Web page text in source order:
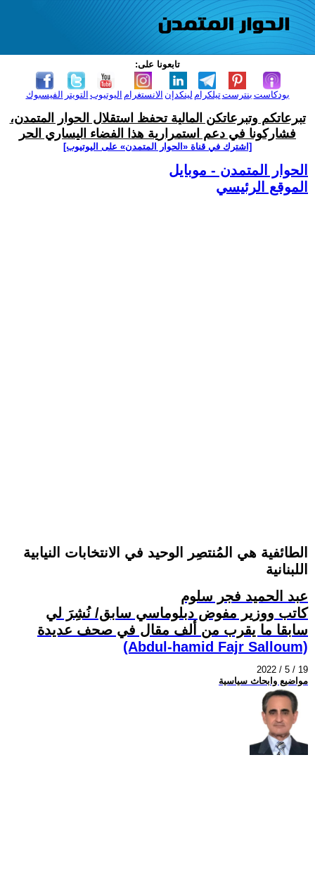
تابعونا على:
الفيسبوك التويتر اليوتيوب الانستغرام لينكدإن تيلكرامبنترست بودكاست
تبرعاتكم وتبرعاتكن المالية تحفظ استقلال الحوار المتمدن،
فشاركونا في دعم استمرارية هذا الفضاء اليساري الحر
[اشترك في قناة ‫«الحوار المتمدن» على اليوتيوب]
الحوار المتمدن - موبايل
الموقع الرئيسي
الطائفية هي المُنتصِر الوحيد في الانتخابات النيابية
اللبنانية
عبد الحميد فجر سلوم
كاتب ووزير مفوض دبلوماسي سابق/ نُشِرَ لي
سابقا ما يقرب من ألف مقال في صحف عديدة
(Abdul-hamid Fajr Salloum)
2022 / 5 / 19
مواضيع وابحاث سياسية